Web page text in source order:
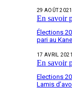
29 AOÛT 2021
En savoir
Élections
pari au
17 AVRIL 2021
En savoir
Elections
Lamis